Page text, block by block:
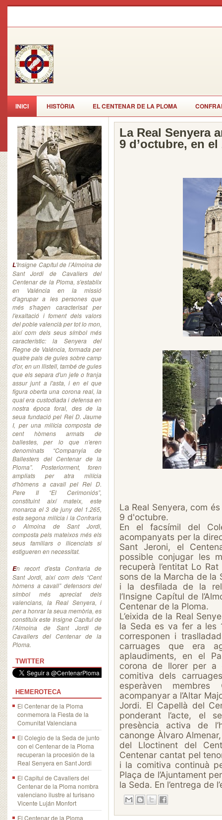
INICI HISTÒRIA EL CENTENAR DE LA PLOMA
L'Insigne Capítul de l’Almoina de
Sant Jordi de Cavallers del
Centenar de la Ploma, s'establix
en Valéncia en la missió
d'agrupar a les persones que
més s'hagen caracterisat per
l'exaltació i foment dels valors
del poble valencià per tot lo mon,
així com dels seus símbol més
característic: la Senyera del
Regne de Valéncia, formada per
quatre pals de gules sobre camp
d'or, en un llistell, també de gules
que els separa d'un jefe o franja
assur junt a l'asta, i en el que
figura oberta una corona real, la
qual era custodiada i defensa en
nostra época foral, des de la
seua fundació pel Rei D. Jaume
I, per una milícia composta de
cent hòmens armats de
ballestes, per lo que n'eren
denominats “Companyia de
Ballesters del Centenar de la
Ploma”. Posteriorment, foren
ampliats per atra milícia
d'hòmens a cavall pel Rei D.
Pere II “El Cerimoniós”,
constituint així mateix, este
monarca el 3 de juny del 1.265,
esta segona milícia i la Confraria
o Almoina de Sant Jordi,
composta pels mateixos més els
seus familiars o llicenciats si
estigueren en necessitat.
En recort d'esta Confraria de
Sant Jordi, així com dels “Cent
hòmens a cavall” defensors del
símbol més apreciat dels
valencians, la Real Senyera, i
per a honrar la seua memòria, es
constituïx este Insigne Capítul de
l'Almoina de Sant Jordi de
Cavallers del Centenar de la
Ploma.
TWITTER
HEMEROTECA
El Centenar de la Ploma
conmemora la Fiesta de la
Comunitat Valenciana
El Colegio de la Seda de junto
con el Centenar de la Ploma
recuperan la procesión de la
Real Senyera en Sant Jordi
El Capitul de Cavallers del
Centenar de la Ploma nombra
valenciano ilustre al turisano
Vicente Luján Monfort
El Centenar de la Ploma
La Real Senyera
9 d’octubre, en el
La Real Senyera, com
9 d'octubre.
En el facsímil del
acompanyats per la
Sant Jeroni, el
possible conjugar les
recuperà l’entitat Lo
sons de la Marcha de la
i la desfilada de la
l’Insigne Capítul de
Centenar de la Ploma.
L’eixida de la Real
la Seda es va fer a les
corresponen i
carruages que era
aplaudiments, en el
corona de llorer per a
comitiva dels
esperàven
acompanyar a l’Altar
Jordi. El Capellà del
ponderant l’acte, el
presència activa de
canonge Àlvaro
del Lloctinent del
Centenar cantat pel
i la comitiva continuà
Plaça de l’Ajuntament
la Seda. En l’entrega de